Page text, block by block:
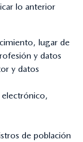
lo anterior
lugar de
y datos
y datos
de población